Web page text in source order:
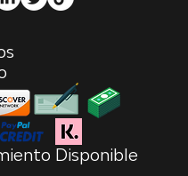
Disponible